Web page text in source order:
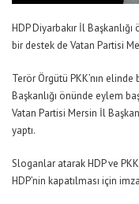
HDP Diyarbakır İl
bir destek de Vatan Partisi
Terör Örgütü PKK’nın
Başkanlığı önünde eylem
Vatan Partisi Mersin İl
yaptı.
Sloganlar atarak HDP ve
HDP’nin kapatılması için